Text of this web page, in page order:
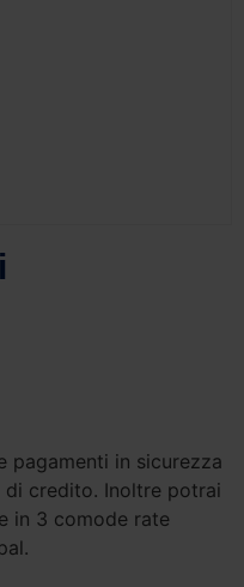
pagamenti in sicurezza
credito. Inoltre potrai
in 3 comode rate